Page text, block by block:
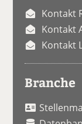
Kontakt
Kontakt
Kontakt
Branche